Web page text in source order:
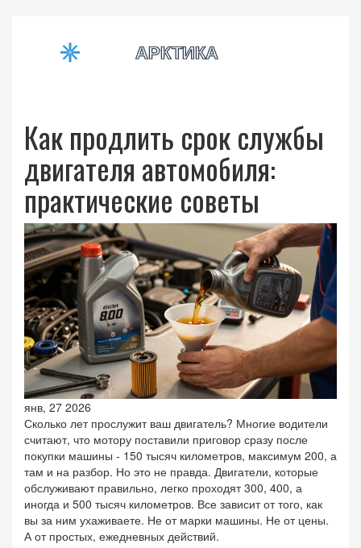
Как продлить срок службы
двигателя автомобиля:
практические советы
янв, 27 2026
Сколько лет прослужит ваш двигатель? Многие водители
считают, что мотору поставили приговор сразу после
покупки машины - 150 тысяч километров, максимум 200, а
там и на разбор. Но это не правда. Двигатели, которые
обслуживают правильно, легко проходят 300, 400, а
иногда и 500 тысяч километров. Все зависит от того, как
вы за ним ухаживаете. Не от марки машины. Не от цены.
А от простых, ежедневных действий.